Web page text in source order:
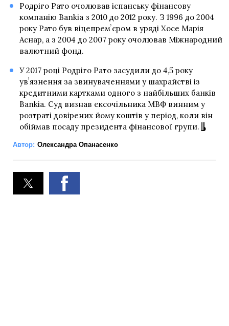
Родріго Рато очолював іспанську фінансову
компанію Bankia з 2010 до 2012 року. З 1996 до 2004
року Рато був віце‎премʼєром в уряді Хосе Марія
Аснар, а з 2004 до 2007 року очолював ‎Міжнародний
валютний фонд.‎
У 2017 році Родріго Рато засудили до 4,5 року
увʼязнення за звинуваченнями у шахрайстві із
кредитними картками одного з ‎найбільших банків
Bankia.‎ Суд визнав ексочільника МВФ винним у
розтраті довірених йому коштів у період, коли він
обіймав ‎посаду президента фінансової групи.
Автор: Олександра Опанасенко